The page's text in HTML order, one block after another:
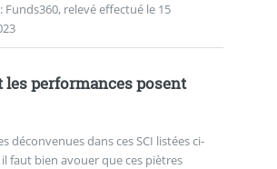
Funds360, relevé effectué le 15
les performances posent
déconvenues dans ces SCI listées ci-
faut bien avouer que ces piètres